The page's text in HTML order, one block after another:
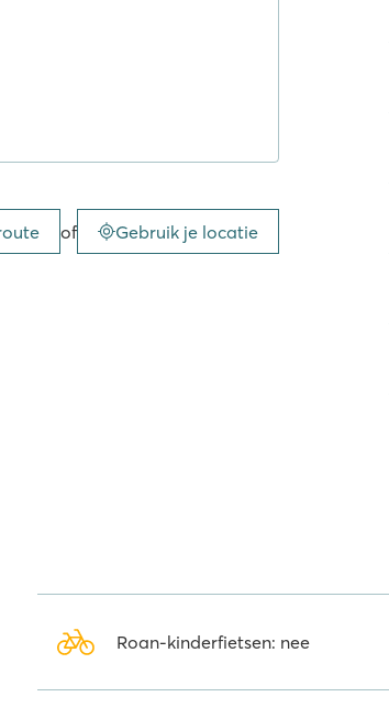
acht(!) restaurants. Van een
Je vindt het hier allemaal.
op een schiereiland aan de
Union Lido
romantische stad ligt op slechts
om een bezoek te brengen aan
vissershuisjes. Iets minder
of Gebruik je locatie
Roan-kinderfietsen: nee